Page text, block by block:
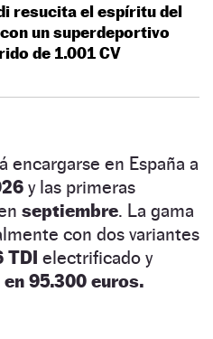
resucita el espíritu del
un superdeportivo
de 1.001 CV
encargarse en España a
y las primeras
septiembre. La gama
con dos variantes
TDI electrificado y
95.300 euros.